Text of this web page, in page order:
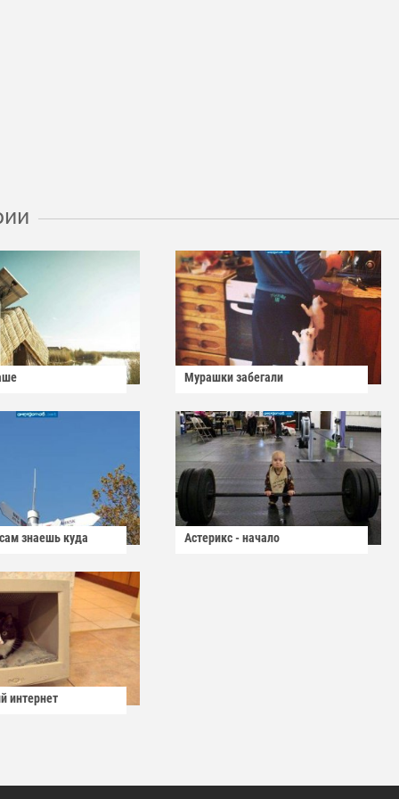
Мурашки забегали
знаешь куда Астерикс - начало
интернет